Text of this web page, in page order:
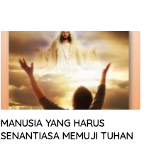
MANUSIA YANG HARUS
SENANTIASA MEMUJI TUHAN